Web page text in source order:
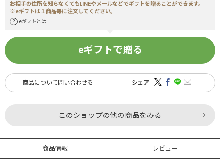
お相手の住所を知らなくてもLINEやメールなどでギフトを贈ることができます。
※eギフトは１商品毎に注文してください。
eギフトとは
eギフトで贈る
商品について問い合わせる シェア
このショップの他の商品をみる
商品情報 レビュー